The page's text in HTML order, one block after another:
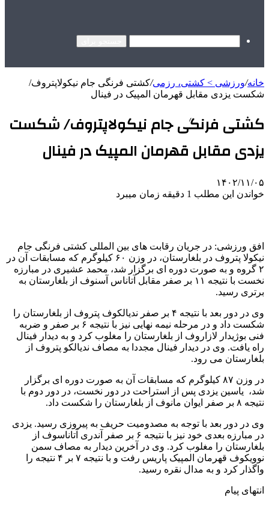
خانه/ورزشی > کشتی، رزمی/کشتی فرنگی جام نیکولاپتروف/
شکست یزدی مقابل قهرمان المپیک در فینال
کشتی فرنگی جام نیکولاپتروف/ شکست
یزدی مقابل قهرمان المپیک در فینال
۱۴۰۲/۱۱/۰۵
خواندن این مطلب 1 دقیقه زمان میبرد
افق ورزشی: در جریان رقابت های بین المللی کشتی فرنگی جام
نیکولا پتروف در بلغارستان، در وزن ۶۰ کیلوگرم که مسابقات آن در
۲ گروه و به صورت دوره ای برگزار شد، محمد عشیری در مبارزه
نخست با نتیجه ۱۱ بر صفر مقابل آتاناس آسنوف از بلغارستان به
برتری رسید.
وی در دور بعد با نتیجه ۴ بر صفر ندیالکوف پتروف از بلغارستان را
شکست داد و در مرحله نیمه نهایی نیز با نتیجه ۶ بر صفر و ضربه
فنی بوژیدار لازاروف از بلغارستان را مغلوب کرد و به دیدار فینال
راه یافت. وی در دیدار فینال مجددا به مصاف ندیالکو پتروف از
بلغارستان می رود.
در وزن ۸۷ کیلوگرم که مسابقات آن به صورت دوره ای برگزار
شد، یاسین یزدی پس از استراحت در دور نخست، در دور دوم با
نتیجه ۸ بر صفر ایوان مانوف از بلغارستان را شکست داد.
وی در دور بعد با توجه به مصدومیت حریف به پیروزی رسید. یزدی
در مبارزه بعدی خود نیز با نتیجه ۶ بر صفر آندری آتاناسوف از
بلغارستان را مغلوب کرد. وی در آخرین دیدار به مصاف سمن
نوویکوف قهرمان المپیک پاریس رفت و با نتیجه ۷ بر ۴ نتیجه را
واگذار کرد و به مدال نقره رسید.
انتهای پیام